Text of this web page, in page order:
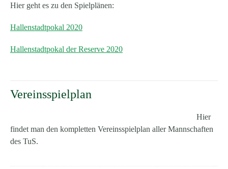
Hier geht es zu den Spielplänen:
Hallenstadtpokal 2020
Hallenstadtpokal der Reserve 2020
Vereinsspielplan
Hier
findet man den kompletten Vereinsspielplan aller Mannschaften
des TuS.